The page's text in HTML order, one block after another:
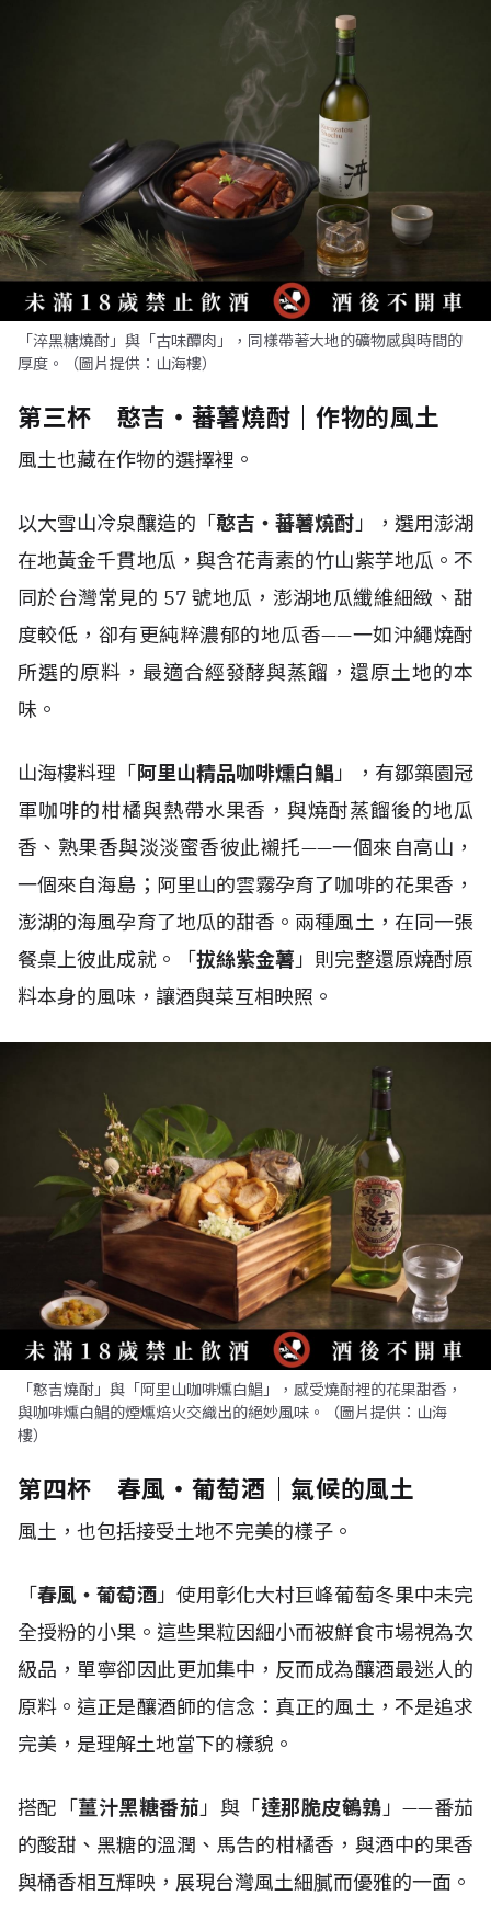
「淬黑糖燒酎」與「古味醰肉」，同樣帶著大地的礦物感與時間的
厚度。（圖片提供：山海樓）
第三杯 憨吉・蕃薯燒酎｜作物的風土
風土也藏在作物的選擇裡。
以大雪山冷泉釀造的「憨吉・蕃薯燒酎」，選用澎湖
在地黃金千貫地瓜，與含花青素的竹山紫芋地瓜。不
同於台灣常見的 57 號地瓜，澎湖地瓜纖維細緻、甜
度較低，卻有更純粹濃郁的地瓜香——一如沖繩燒酎
所選的原料，最適合經發酵與蒸餾，還原土地的本
味。
山海樓料理「阿里山精品咖啡燻白鯧」，有鄒築園冠
軍咖啡的柑橘與熱帶水果香，與燒酎蒸餾後的地瓜
香、熟果香與淡淡蜜香彼此襯托——一個來自高山，
一個來自海島；阿里山的雲霧孕育了咖啡的花果香，
澎湖的海風孕育了地瓜的甜香。兩種風土，在同一張
餐桌上彼此成就。「拔絲紫金薯」則完整還原燒酎原
料本身的風味，讓酒與菜互相映照。
「憨吉燒酎」與「阿里山咖啡燻白鯧」，感受燒酎裡的花果甜香，
與咖啡燻白鯧的煙燻焙火交織出的絕妙風味。（圖片提供：山海
樓）
第四杯 春風・葡萄酒｜氣候的風土
風土，也包括接受土地不完美的樣子。
「春風・葡萄酒」使用彰化大村巨峰葡萄冬果中未完
全授粉的小果。這些果粒因細小而被鮮食市場視為次
級品，單寧卻因此更加集中，反而成為釀酒最迷人的
原料。這正是釀酒師的信念：真正的風土，不是追求
完美，是理解土地當下的樣貌。
搭配「薑汁黑糖番茄」與「達那脆皮鵪鶉」——番茄
的酸甜、黑糖的溫潤、馬告的柑橘香，與酒中的果香
與桶香相互輝映，展現台灣風土細膩而優雅的一面。